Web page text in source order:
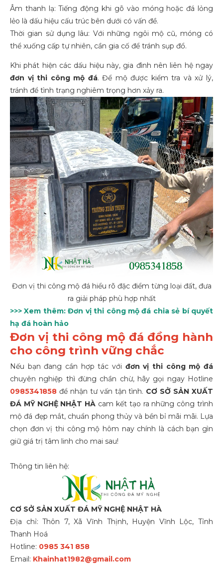
Âm thanh lạ: Tiếng động khi gõ vào móng hoặc đá lỏng
lẻo là dấu hiệu cấu trúc bên dưới có vấn đề.
Thời gian sử dụng lâu: Với những ngôi mộ cũ, móng có
thể xuống cấp tự nhiên, cần gia cố để tránh sụp đổ.
Khi phát hiện các dấu hiệu này, gia đình nên liên hệ ngay
đơn vị thi công mộ đá. Để mộ được kiểm tra và xử lý,
tránh để tình trạng nghiêm trọng hơn xảy ra.
Đơn vị thi công mộ đá hiểu rõ đặc điểm từng loại đất, đưa
ra giải pháp phù hợp nhất
>>> Xem thêm:Đơn vị thi công mộ đá chia sẻ bí quyết
hạ đá hoàn hảo
Đơn vị thi công mộ đá đồng hành
cho công trình vững chắc
Nếu bạn đang cần hợp tác với đơn vị thi công mộ đá
chuyên nghiệp thì đừng chần chừ, hãy gọi ngay Hotline
0985341858 để nhận tư vấn tận tình. CƠ SỞ SẢN XUẤT
ĐÁ MỸ NGHỆ NHẬT HÀ cam kết tạo ra những công trình
mộ đá đẹp mắt, chuẩn phong thủy và bền bỉ mãi mãi. Lựa
chọn đơn vị thi công mộ hôm nay chính là cách bạn gìn
giữ giá trị tâm linh cho mai sau!
Thông tin liên hệ:
CƠ SỞ SẢN XUẤT ĐÁ MỸ NGHỆ NHẬT HÀ
Địa chỉ: Thôn 7, Xã Vĩnh Thịnh, Huyện Vĩnh Lộc, Tỉnh
Thanh Hoá
Hotline: 0985 341 858
Email: Khainhat1982@gmail.com